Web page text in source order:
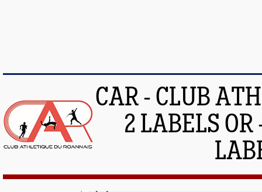
CAR - CLUB
2 LABELS